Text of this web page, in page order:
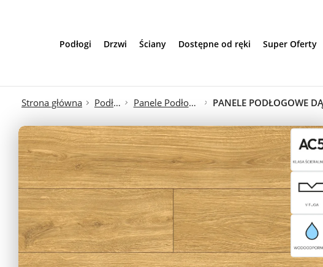
Podłogi Drzwi Ściany Dostępne od ręki Super Oferty
Strona główna Podłogi Panele Podłogowe